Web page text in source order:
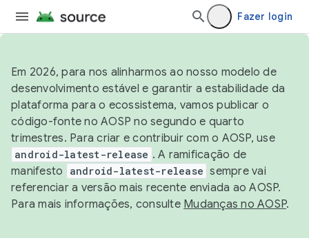
Fazer login
Em 2026, para nos alinharmos ao nosso modelo de
desenvolvimento estável e garantir a estabilidade da
plataforma para o ecossistema, vamos publicar o
código-fonte no AOSP no segundo e quarto
trimestres. Para criar e contribuir com o AOSP, use
android-latest-release . A ramificação de
manifesto
android-latest-release sempre vai
referenciar a versão mais recente enviada ao AOSP.
Para mais informações, consulte Mudanças no AOSP.